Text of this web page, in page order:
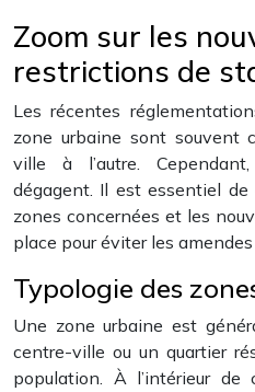
Zoom sur les
restrictions de
Les récentes
zone urbaine sont souvent
ville à l’autre.
dégagent. Il est essentiel
zones concernées et les
place pour éviter les
Typologie des
Une zone urbaine est
centre-ville ou un quartier
population. À l’intérieur de